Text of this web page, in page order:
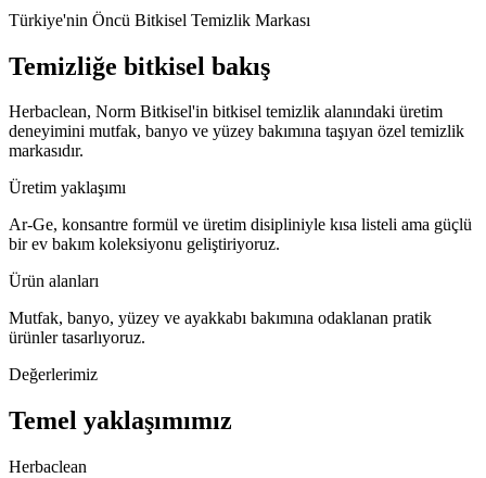
Türkiye'nin Öncü Bitkisel Temizlik Markası
Temizliğe bitkisel bakış
Herbaclean, Norm Bitkisel'in bitkisel temizlik alanındaki üretim
deneyimini mutfak, banyo ve yüzey bakımına taşıyan özel temizlik
markasıdır.
Üretim yaklaşımı
Ar-Ge, konsantre formül ve üretim disipliniyle kısa listeli ama güçlü
bir ev bakım koleksiyonu geliştiriyoruz.
Ürün alanları
Mutfak, banyo, yüzey ve ayakkabı bakımına odaklanan pratik
ürünler tasarlıyoruz.
Değerlerimiz
Temel yaklaşımımız
Herbaclean